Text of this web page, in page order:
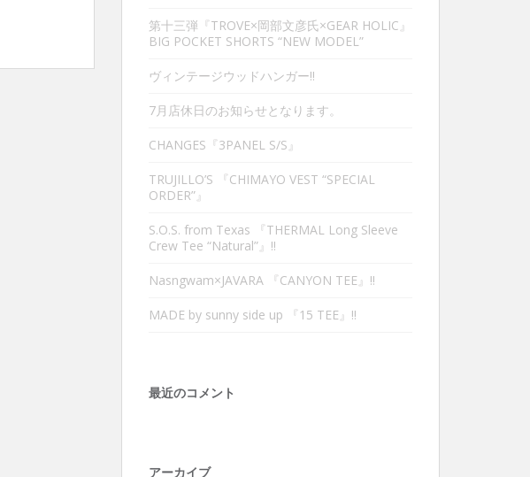
第十三弾『TROVE×岡部文彦氏×GEAR HOLIC』
BIG POCKET SHORTS “NEW MODEL”
ヴィンテージウッドハンガー‼︎
7月店休日のお知らせとなります。
CHANGES『3PANEL S/S』
TRUJILLO’S 『CHIMAYO VEST “SPECIAL
ORDER”』
S.O.S. from Texas 『THERMAL Long Sleeve
Crew Tee “Natural”』‼︎
Nasngwam×JAVARA 『CANYON TEE』‼︎
MADE by sunny side up 『15 TEE』‼︎
最近のコメント
アーカイブ